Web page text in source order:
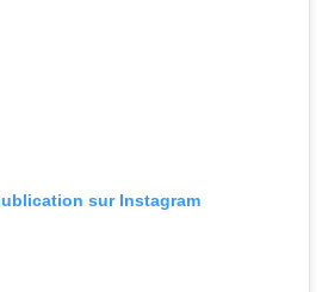
sur Instagram